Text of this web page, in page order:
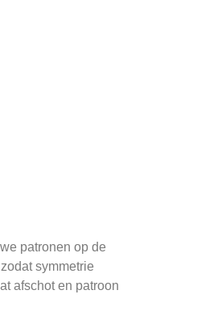
patronen op de
symmetrie
afschot en patroon